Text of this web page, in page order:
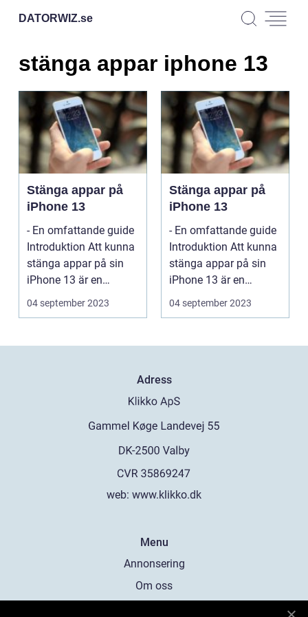
DATORWIZ.se
stänga appar iphone 13
Stänga appar på
iPhone 13
- En omfattande guide
Introduktion Att kunna
stänga appar på sin
iPhone 13 är en
användbar funktio...
04 september 2023
Stänga appar på
iPhone 13
- En omfattande guide
Introduktion Att kunna
stänga appar på sin
iPhone 13 är en
användbar funktio...
04 september 2023
Adress
web: www.klikko.dk
Menu
Annonsering
Om oss